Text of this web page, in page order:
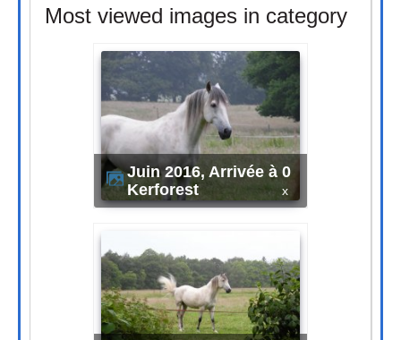
Most viewed images in category
Juin 2016, Arrivée à
Kerforest
0
x